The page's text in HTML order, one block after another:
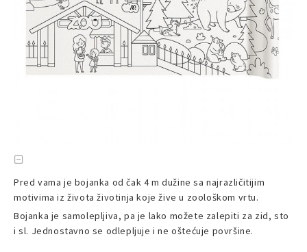
Pred vama je bojanka od čak 4 m dužine sa najrazličitijim
motivima iz života životinja koje žive u zoološkom vrtu.
Bojanka je samolepljiva, pa je lako možete zalepiti za zid, sto
i sl. Jednostavno se odlepljuje i ne oštećuje površine.